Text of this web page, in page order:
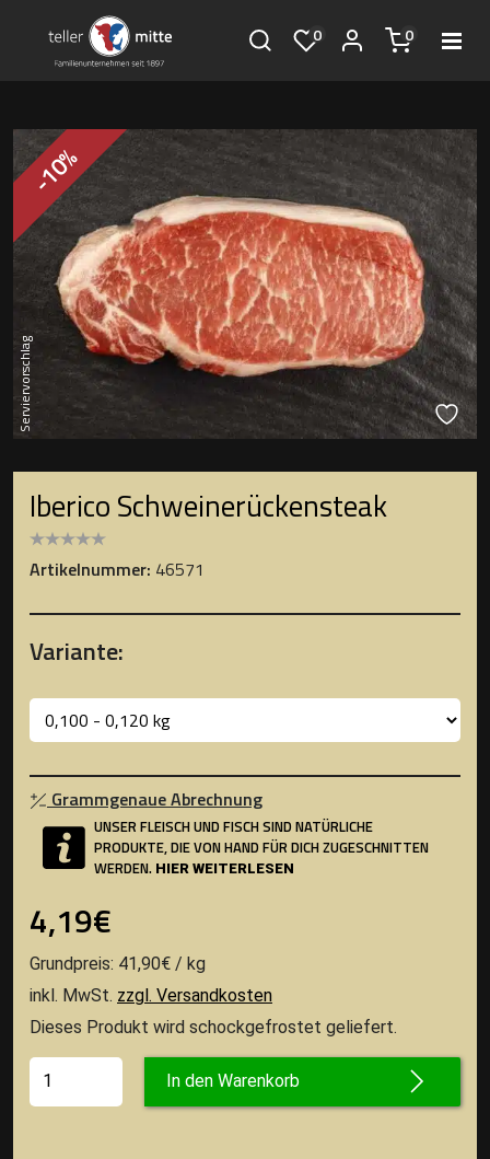
0 0
-10%
Serviervorschlag
Iberico Schweinerückensteak
Artikelnummer: 46571
Variante:
Grammgenaue Abrechnung
UNSER FLEISCH UND FISCH SIND NATÜRLICHE
PRODUKTE, DIE VON HAND FÜR DICH ZUGESCHNITTEN
WERDEN. HIER WEITERLESEN
4,19€
Grundpreis: 41,90€ / kg
inkl. MwSt. zzgl. Versandkosten
Dieses Produkt wird schockgefrostet geliefert.
In den Warenkorb